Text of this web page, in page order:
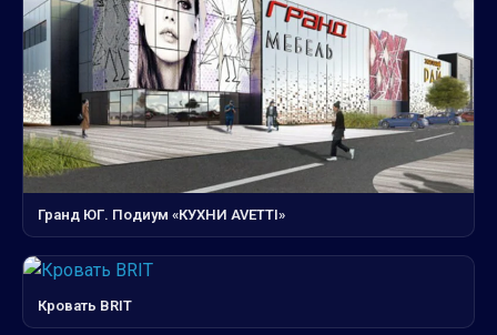
Гранд ЮГ. Подиум «КУХНИ AVETTI»
Кровать BRIT